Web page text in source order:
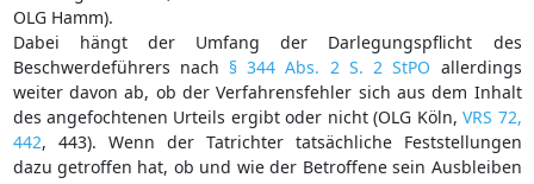
OLG Hamm).
Dabei hängt der Umfang der Darlegungspflicht des
Beschwerdeführers nach § 344 Abs. 2 S. 2 StPO allerdings
weiter davon ab, ob der Verfahrensfehler sich aus dem Inhalt
des angefochtenen Urteils ergibt oder nicht (OLG Köln,VRS 72,
442, 443). Wenn der Tatrichter tatsächliche Feststellungen
dazu getroffen hat, ob und wie der Betroffene sein Ausbleiben